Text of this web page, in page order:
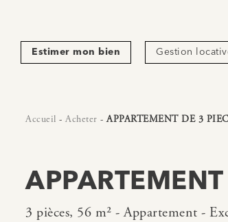
Estimer mon bien Gestion
Accueil - Acheter -APPARTEMENT DE 3
3 pièces, 56 m² - Appartement -